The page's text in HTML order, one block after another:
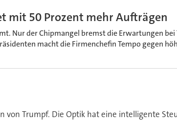
mit 50 Prozent mehr Aufträgen
Nur der Chipmangel bremst die Erwartungen bei
macht die Firmenchefin Tempo gegen
von Trumpf. Die Optik hat eine intelligente